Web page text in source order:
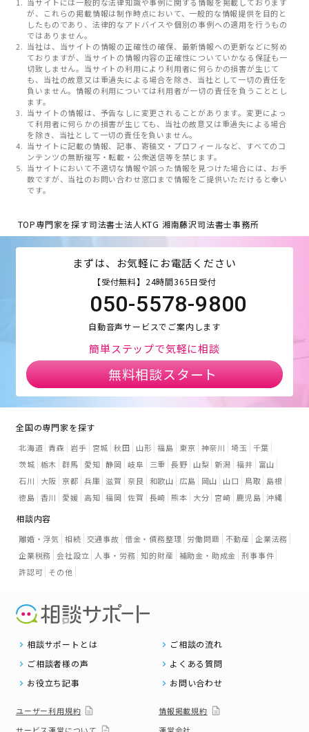
が、これらの掲載情報は制作時点において、一般的な情報提供を目的と
したものであり、法律的なアドバイスや個別の事例への適用を行うもの
ではありません。
当社は、当サイトの情報の正確性の確保、最新情報への更新などに努め
ておりますが、当サイトの情報内容の正確性についていかなる保証も一
切致しません。当サイトの利用により利用者に何らかの損害が生じて
も、当社の故意又は重過失による場合を除き、当社として一切の責任を
負いません。情報の利用については利用者が一切の責任を負うこととし
ます。
当サイトの情報は、予告なしに変更されることがあります。変更によっ
て利用者に何らかの損害が生じても、当社の故意又は重過失による場合
を除き、当社として一切の責任を負いません。
当サイトに記載の情報、記事、寄稿文・プロフィールなど、すべてのコ
ンテンツの無断複写・転載・公衆送信等を禁じます。
当サイトにおいて不適切な情報や誤った情報を見つけた場合には、お手
数ですが、当社のお問い合わせ窓口まで情報をご提供いただけると幸い
です。
TOP専門家を探す司法書士法人KTG 湘南藤沢司法書士事務所
まずは、お気軽にお電話ください
【受付無料】24時間365日受付
050-5578-9800
自動音声サービスでご案内します
簡単ステップで気軽に相談
無料相談スタート
全国の専門家を探す
北海道 青森 岩手 宮城 秋田 山形 福島 東京 神奈川 埼玉
千葉
茨城 栃木 群馬 愛知 静岡 岐阜 三重 長野 山梨 新潟 福井
富山
石川
大阪 京都 兵庫 滋賀 奈良 和歌山 広島 岡山 山口 鳥取
島根
徳島 香川 愛媛 高知 福岡 佐賀 長崎 熊本 大分 宮崎 鹿児島 沖縄
相談内容
離婚・浮気 相続 交通事故 借金・債務整理 労働問題 不動産 企業法務
企業税務 会社設立 人事・労務 知的財産 補助金・助成金 刑事事件
許認可 その他
相談サポートとは
ご相談の流れ
ご相談者様の声
よくある質問
お役立ち記事
お問い合わせ
ユーザー利用規約
情報掲載規約